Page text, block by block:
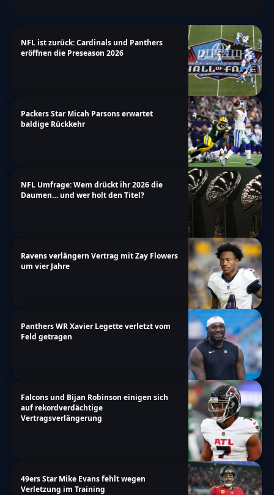
NFL ist zurück: Cardinals und Panthers
eröffnen die Preseason 2026
Packers Star Micah Parsons erwartet
baldige Rückkehr
NFL Umfrage: Wem drückt ihr 2026 die
Daumen… und wer holt den Titel?
Ravens verlängern Vertrag mit Zay Flowers
um vier Jahre
Panthers WR Xavier Legette verletzt vom
Feld getragen
Falcons und Bijan Robinson einigen sich
auf rekordverdächtige
Vertragsverlängerung
49ers Star Mike Evans fehlt wegen
Verletzung im Training